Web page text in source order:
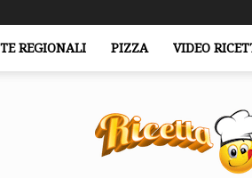
REGIONALI PIZZA VIDEO